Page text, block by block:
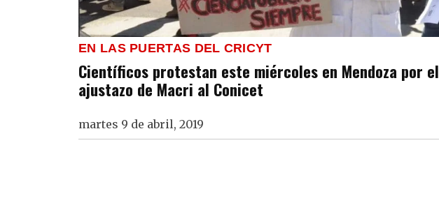
EN LAS PUERTAS DEL CRICYT
Científicos protestan este miércoles en Mendoza por el
ajustazo de Macri al Conicet
martes 9 de abril, 2019